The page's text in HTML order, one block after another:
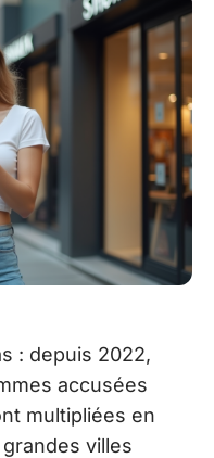
: depuis 2022,
accusées
multipliées en
villes